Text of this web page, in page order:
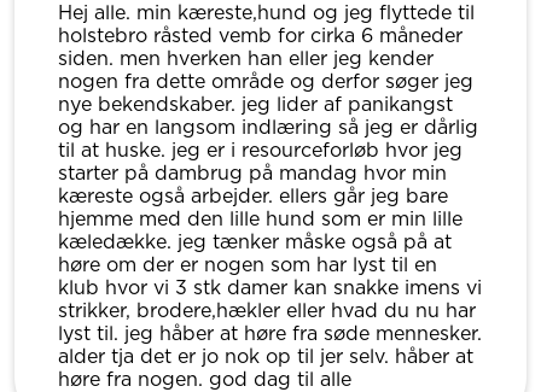
Hej alle. min kæreste,hund og jeg flyttede til
holstebro råsted vemb for cirka 6 måneder
siden. men hverken han eller jeg kender
nogen fra dette område og derfor søger jeg
nye bekendskaber. jeg lider af panikangst
og har en langsom indlæring så jeg er dårlig
til at huske. jeg er i resourceforløb hvor jeg
starter på dambrug på mandag hvor min
kæreste også arbejder. ellers går jeg bare
hjemme med den lille hund som er min lille
kæledække. jeg tænker måske også på at
høre om der er nogen som har lyst til en
klub hvor vi 3 stk damer kan snakke imens vi
strikker, brodere,hækler eller hvad du nu har
lyst til. jeg håber at høre fra søde mennesker.
alder tja det er jo nok op til jer selv. håber at
høre fra nogen. god dag til alle